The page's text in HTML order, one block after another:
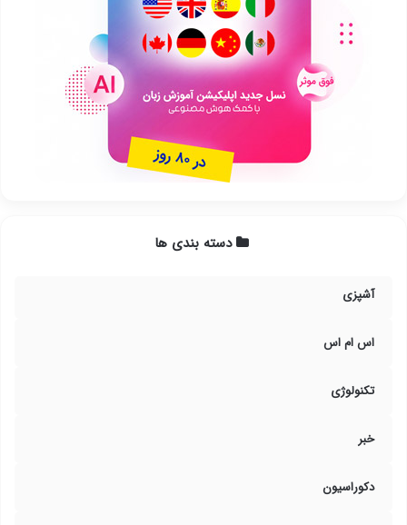
دسته بندی ها
آشپزی
اس ام اس
تکنولوژی
خبر
دکوراسیون